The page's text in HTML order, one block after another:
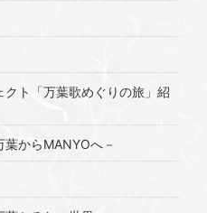
ト「万葉歌めぐりの旅」紹
からMANYOへ－